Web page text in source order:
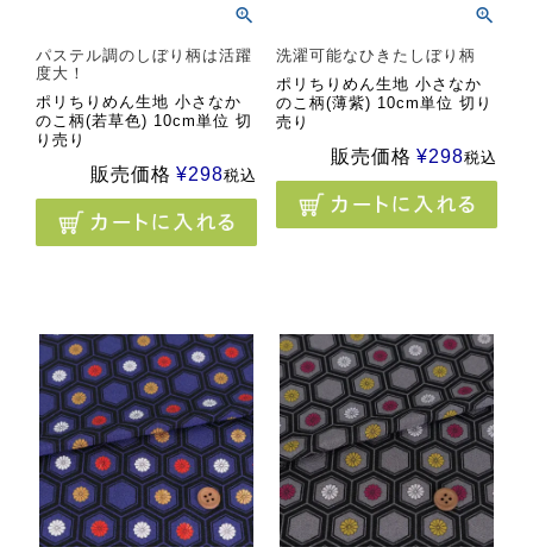
パステル調のしぼり柄は活躍
度大！
ポリちりめん生地 小さなか
のこ柄(若草色) 10cm単位 切
り売り
販売価格 ¥298税込
洗濯可能なひきたしぼり柄
ポリちりめん生地 小さなか
のこ柄(薄紫) 10cm単位 切り
売り
販売価格 ¥298税込